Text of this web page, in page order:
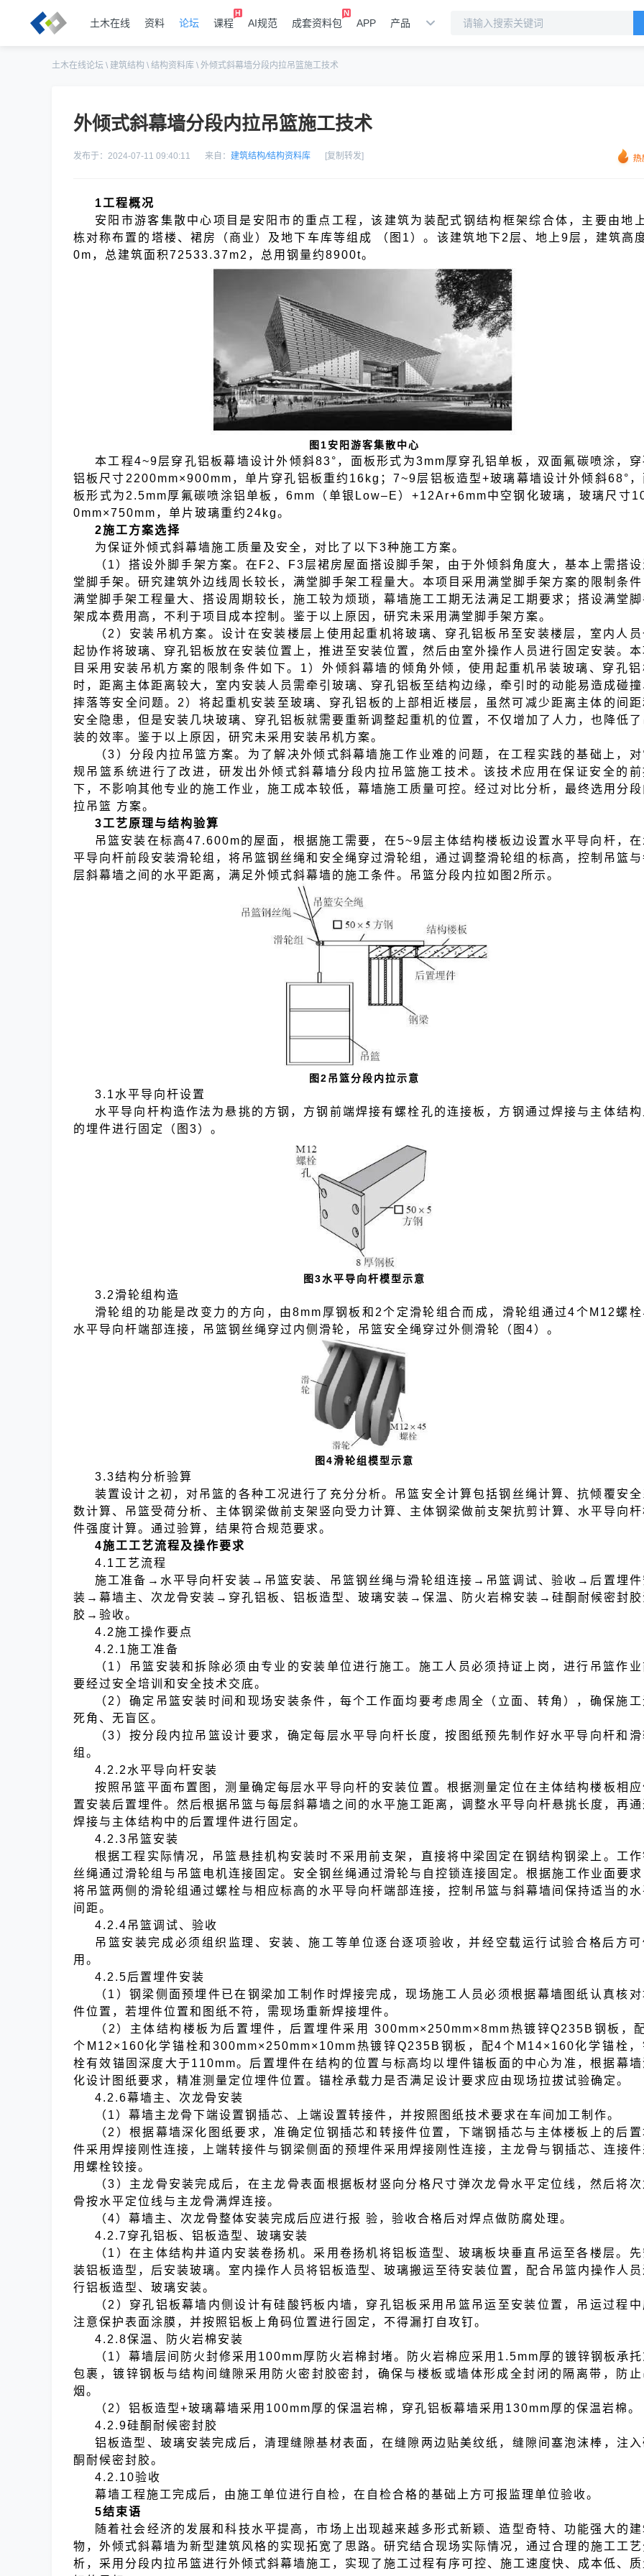
土木在线 资料 论坛 课程 AI规范 成套资料包 APP 产品
土木在线论坛 \ 建筑结构 \ 结构资料库 \ 外倾式斜幕墙分段内拉吊篮施工技术
外倾式斜幕墙分段内拉吊篮施工技术
发布于：2024-07-11 09:40:11 来自： 建筑结构/结构资料库 [复制转发]
1工程概况
安阳市游客集散中心项目是安阳市的重点工程，该建筑为装配式钢结构框架综合体，主要由地
栋对称布置的塔楼、裙房（商业）及地下车库等组成
（图1）。该建筑地下2层、地上9层，建筑高
0m，总建筑面积72533.37m2，总用钢量约8900t。
图1安阳游客集散中心
本工程4~9层穿孔铝板幕墙设计外倾斜83°，面板形式为3mm厚穿孔铝单板，双面氟碳喷涂，
铝板尺寸2200mm×900mm，单片穿孔铝板重约16kg；7~9层铝板造型+玻璃幕墙设计外倾斜68°
板形式为2.5mm厚氟碳喷涂铝单板，6mm（单银Low–E）+12Ar+6mm中空钢化玻璃，玻璃尺寸
0mm×750mm，单片玻璃重约24kg。
2施工方案选择
为保证外倾式斜幕墙施工质量及安全，对比了以下3种施工方案。
（1）搭设外脚手架方案。在F2、F3层裙房屋面搭设脚手架，由于外倾斜角度大，基本上需搭
堂脚手架。研究建筑外边线周长较长，满堂脚手架工程量大。本项目采用满堂脚手架方案的限制条
满堂脚手架工程量大、搭设周期较长，施工较为烦琐，幕墙施工工期无法满足工期要求；搭设满堂
架成本费用高，不利于项目成本控制。鉴于以上原因，研究未采用满堂脚手架方案。
（2）安装吊机方案。设计在安装楼层上使用起重机将玻璃、穿孔铝板吊至安装楼层，室内人
起协作将玻璃、穿孔铝板放在安装位置上，推进至安装位置，然后由室外操作人员进行固定安装。
目采用安装吊机方案的限制条件如下。1）外倾斜幕墙的倾角外倾，使用起重机吊装玻璃、穿孔
时，距离主体距离较大，室内安装人员需牵引玻璃、穿孔铝板至结构边缘，牵引时的动能易造成碰
摔落等安全问题。2）将起重机安装至玻璃、穿孔铝板的上部相近楼层，虽然可减少距离主体的间
安全隐患，但是安装几块玻璃、穿孔铝板就需要重新调整起重机的位置，不仅增加了人力，也降低
装的效率。鉴于以上原因，研究未采用安装吊机方案。
（3）分段内拉吊篮方案。为了解决外倾式斜幕墙施工作业难的问题，在工程实践的基础上，
规吊篮系统进行了改进，研发出外倾式斜幕墙分段内拉吊篮施工技术。该技术应用在保证安全的
下，不影响其他专业的施工作业，施工成本较低，幕墙施工质量可控。经过对比分析，最终选用分
拉吊篮 方案。
3工艺原理与结构验算
吊篮安装在标高47.600m的屋面，根据施工需要，在5~9层主体结构楼板边设置水平导向杆，
平导向杆前段安装滑轮组，将吊篮钢丝绳和安全绳穿过滑轮组，通过调整滑轮组的标高，控制吊篮
层斜幕墙之间的水平距离，满足外倾式斜幕墙的施工条件。吊篮分段内拉如图2所示。
图2吊篮分段内拉示意
3.1水平导向杆设置
水平导向杆构造作法为悬挑的方钢，方钢前端焊接有螺栓孔的连接板，方钢通过焊接与主体结
的埋件进行固定（图3）。
图3水平导向杆模型示意
3.2滑轮组构造
滑轮组的功能是改变力的方向，由8mm厚钢板和2个定滑轮组合而成，滑轮组通过4个M12螺
水平导向杆端部连接，吊篮钢丝绳穿过内侧滑轮，吊篮安全绳穿过外侧滑轮（图4）。
图4滑轮组模型示意
3.3结构分析验算
装置设计之初，对吊篮的各种工况进行了充分分析。吊篮安全计算包括钢丝绳计算、抗倾覆安
数计算、吊篮受荷分析、主体钢梁做前支架竖向受力计算、主体钢梁做前支架抗剪计算、水平导向
件强度计算。通过验算，结果符合规范要求。
4施工工艺流程及操作要求
4.1工艺流程
施工准备→水平导向杆安装→吊篮安装、吊篮钢丝绳与滑轮组连接→吊篮调试、验收→后置埋件
装→幕墙主、次龙骨安装→穿孔铝板、铝板造型、玻璃安装→保温、防火岩棉安装→硅酮耐候密封
胶→验收。
4.2施工操作要点
4.2.1施工准备
（1）吊篮安装和拆除必须由专业的安装单位进行施工。施工人员必须持证上岗，进行吊篮作
要经过安全培训和安全技术交底。
（2）确定吊篮安装时间和现场安装条件，每个工作面均要考虑周全（立面、转角），确保施
死角、无盲区。
（3）按分段内拉吊篮设计要求，确定每层水平导向杆长度，按图纸预先制作好水平导向杆和
组。
4.2.2水平导向杆安装
按照吊篮平面布置图，测量确定每层水平导向杆的安装位置。根据测量定位在主体结构楼板相
置安装后置埋件。然后根据吊篮与每层斜幕墙之间的水平施工距离，调整水平导向杆悬挑长度，再
焊接与主体结构中的后置埋件进行固定。
4.2.3吊篮安装
根据工程实际情况，吊篮悬挂机构安装时不采用前支架，直接将中梁固定在钢结构钢梁上。工
丝绳通过滑轮组与吊篮电机连接固定。安全钢丝绳通过滑轮与自控锁连接固定。根据施工作业面要
将吊篮两侧的滑轮组通过螺栓与相应标高的水平导向杆端部连接，控制吊篮与斜幕墙间保持适当的
间距。
4.2.4吊篮调试、验收
吊篮安装完成必须组织监理、安装、施工等单位逐台逐项验收，并经空载运行试验合格后方
用。
4.2.5后置埋件安装
（1）钢梁侧面预埋件已在钢梁加工制作时焊接完成，现场施工人员必须根据幕墙图纸认真核
件位置，若埋件位置和图纸不符，需现场重新焊接埋件。
（2）主体结构楼板为后置埋件，后置埋件采用300mm×250mm×8mm热镀锌Q235B钢板，
个M12×160化学锚栓和300mm×250mm×10mm热镀锌Q235B钢板，配4个M14×160化学锚栓，
栓有效锚固深度大于110mm。后置埋件在结构的位置与标高均以埋件锚板面的中心为准，根据幕
化设计图纸要求，精准测量定位埋件位置。锚栓承载力是否满足设计要求应由现场拉拔试验确定。
4.2.6幕墙主、次龙骨安装
（1）幕墙主龙骨下端设置钢插芯、上端设置转接件，并按照图纸技术要求在车间加工制作。
（2）根据幕墙深化图纸要求，准确定位钢插芯和转接件位置，下端钢插芯与主体楼板上的后
件采用焊接刚性连接，上端转接件与钢梁侧面的预埋件采用焊接刚性连接，主龙骨与钢插芯、连接
用螺栓铰接。
（3）主龙骨安装完成后，在主龙骨表面根据板材竖向分格尺寸弹次龙骨水平定位线，然后将
骨按水平定位线与主龙骨满焊连接。
（4）幕墙主、次龙骨整体安装完成后应进行报 验，验收合格后对焊点做防腐处理。
4.2.7穿孔铝板、铝板造型、玻璃安装
（1）在主体结构井道内安装卷扬机。采用卷扬机将铝板造型、玻璃板块垂直吊运至各楼层。
装铝板造型，后安装玻璃。室内操作人员将铝板造型、玻璃搬运至待安装位置，配合吊篮内操作人
行铝板造型、玻璃安装。
（2）穿孔铝板幕墙内侧设计有硅酸钙板内墙，穿孔铝板采用吊篮吊运至安装位置，吊运过程
注意保护表面涂膜，并按照铝板上角码位置进行固定，不得漏打自攻钉。
4.2.8保温、防火岩棉安装
（1）幕墙层间防火封修采用100mm厚防火岩棉封堵。防火岩棉应采用1.5mm厚的镀锌钢板承
包裹，镀锌钢板与结构间缝隙采用防火密封胶密封，确保与楼板或墙体形成全封闭的隔离带，防
烟。
（2）铝板造型+玻璃幕墙采用100mm厚的保温岩棉，穿孔铝板幕墙采用130mm厚的保温岩棉。
4.2.9硅酮耐候密封胶
铝板造型、玻璃安装完成后，清理缝隙基材表面，在缝隙两边贴美纹纸，缝隙间塞泡沫棒，注
酮耐候密封胶。
4.2.10验收
幕墙工程施工完成后，由施工单位进行自检，在自检合格的基础上方可报监理单位验收。
5结束语
随着社会经济的发展和科技水平提高，市场上出现越来越多形式新颖、造型奇特、功能强大的
物，外倾式斜幕墙为新型建筑风格的实现拓宽了思路。研究结合现场实际情况，通过合理的施工工
析，采用分段内拉吊篮进行外倾式斜幕墙施工，实现了施工过程有序可控、施工速度快、成本低、